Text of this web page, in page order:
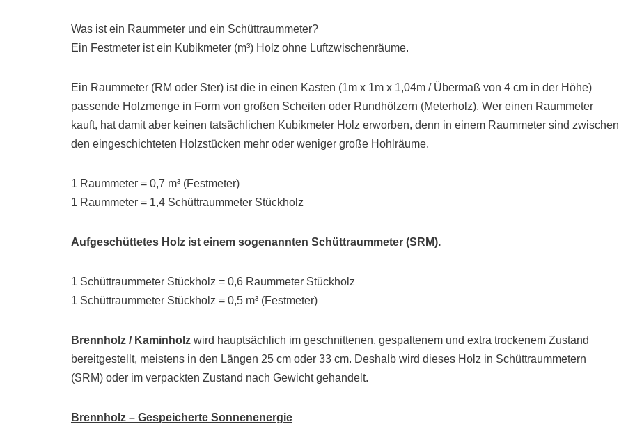
Was ist ein Raummeter und ein Schüttraummeter?
Ein Festmeter ist ein Kubikmeter (m³) Holz ohne Luftzwischenräume.
Ein Raummeter (RM oder Ster) ist die in einen Kasten (1m x 1m x 1,04m / Übermaß von 4 cm in der Höhe)
passende Holzmenge in Form von großen Scheiten oder Rundhölzern (Meterholz). Wer einen Raummeter
kauft, hat damit aber keinen tatsächlichen Kubikmeter Holz erworben, denn in einem Raummeter sind zwischen
den eingeschichteten Holzstücken mehr oder weniger große Hohlräume.
1 Raummeter = 0,7 m³ (Festmeter)
1 Raummeter = 1,4 Schüttraummeter Stückholz
Aufgeschüttetes Holz ist einem sogenannten Schüttraummeter (SRM).
1 Schüttraummeter Stückholz = 0,6 Raummeter Stückholz
1 Schüttraummeter Stückholz = 0,5 m³ (Festmeter)
Brennholz / Kaminholz wird hauptsächlich im geschnittenen, gespaltenem und extra trockenem Zustand
bereitgestellt, meistens in den Längen 25 cm oder 33 cm. Deshalb wird dieses Holz in Schüttraummetern
(SRM) oder im verpackten Zustand nach Gewicht gehandelt.
Brennholz – Gespeicherte Sonnenenergie